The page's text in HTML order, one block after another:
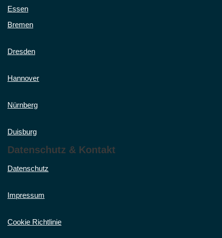
Essen
Bremen
Dresden
Hannover
Nürnberg
Duisburg
Datenschutz & Kontakt
Datenschutz
Impressum
Cookie Richtlinie